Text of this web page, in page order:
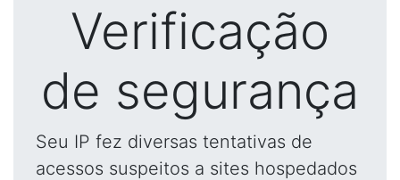
Verificação
de segurança
Seu IP fez diversas tentativas de
acessos suspeitos a sites hospedados